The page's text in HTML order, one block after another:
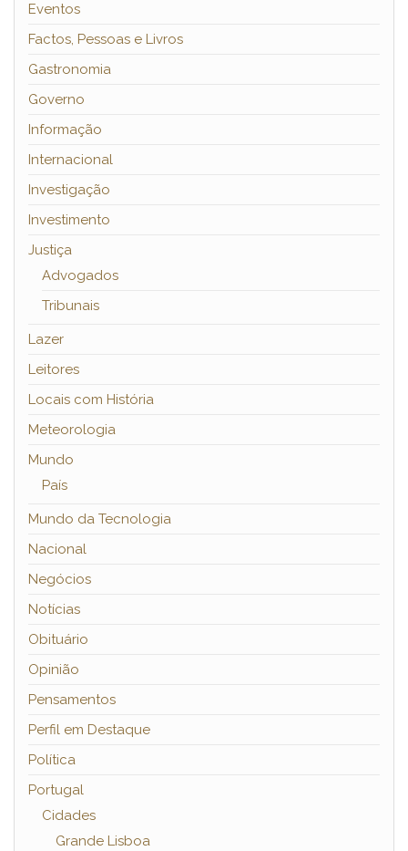
Eventos
Factos, Pessoas e Livros
Gastronomia
Governo
Informação
Internacional
Investigação
Investimento
Justiça
Advogados
Tribunais
Lazer
Leitores
Locais com História
Meteorologia
Mundo
País
Mundo da Tecnologia
Nacional
Negócios
Notícias
Obituário
Opinião
Pensamentos
Perfil em Destaque
Política
Portugal
Cidades
Grande Lisboa